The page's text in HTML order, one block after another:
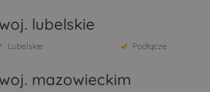
lubelskie
Lubelskie Podłącze
mazowieckim